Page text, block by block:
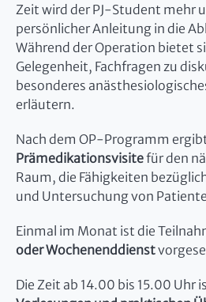
Zeit wird der PJ-Student mehr
persönlicher Anleitung in die
Während der Operation bietet
Gelegenheit, Fachfragen zu
besonderes
erläutern.
Nach dem OP-Programm
Prämedikationsvisitefür den
Raum, die Fähigkeiten
und Untersuchung von
Einmal im Monat ist die
oder Wochenenddienst
Die Zeit ab 14.00 bis 15.00 Uhr